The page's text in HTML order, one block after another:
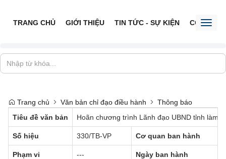
TRANG CHỦ GIỚI THIỆU TIN TỨC - SỰ KIỆN CỔNG
Trang chủ Văn bản chỉ đạo điều hành
Thông báo
Tiêu đề văn bản
Hoãn chương trình Lãnh đạo UBND tỉnh làm
Số hiệu 330/TB-VP Cơ quan ban hành
Phạm vi --- Ngày ban hành